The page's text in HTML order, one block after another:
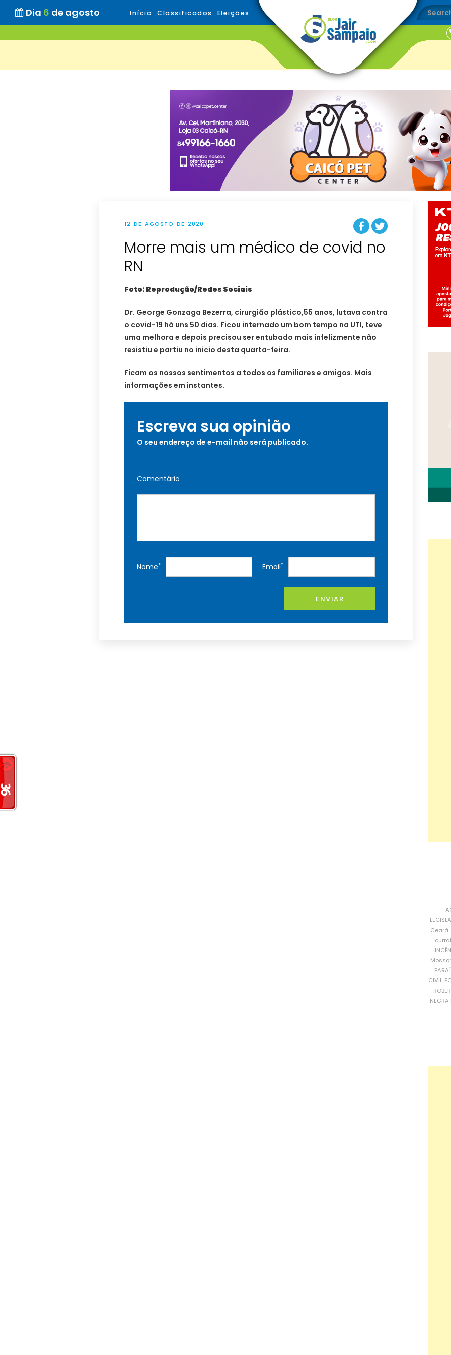
Dia 6 de agosto Início Classificados Eleições
12 DE AGOSTO DE 2020
Morre mais um médico de covid no
RN
Foto: Reprodução/Redes Sociais
Dr. George Gonzaga Bezerra, cirurgião plástico,55 anos, lutava contra
o covid-19 há uns 50 dias. Ficou internado um bom tempo na UTI, teve
uma melhora e depois precisou ser entubado mais infelizmente não
resistiu e partiu no inicio desta quarta-feira.
Ficam os nossos sentimentos a todos os familiares e amigos. Mais
informações em instantes.
Escreva sua opinião
O seu endereço de e-mail não será publicado.
Comentário
Nome* Email*
ENVIAR
Ceará
CIVIL
NEGRA